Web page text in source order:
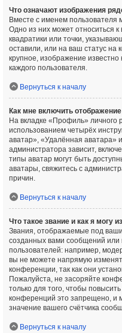
Что означают изображения
Вместе с именем пользователя
Одно из них может относиться
квадратики или точки,
оставили, или на ваш статус на
крупное, изображение
каждого пользователя.
Вернуться к началу
Как мне включить
На вкладке «Профиль» личного
использованием четырёх
аватар», «Удалённая аватара»
администратора зависит,
типы аватар могут быть
аватары, свяжитесь с
причин.
Вернуться к началу
Что такое звание и как я могу
Звания, отображаемые под
созданных вами сообщений
пользователей: например,
вы не можете напрямую
конференции, так как они
Пожалуйста, не засоряйте
только для того, чтобы
конференций это запрещено, и
значение вашего счётчика
Вернуться к началу